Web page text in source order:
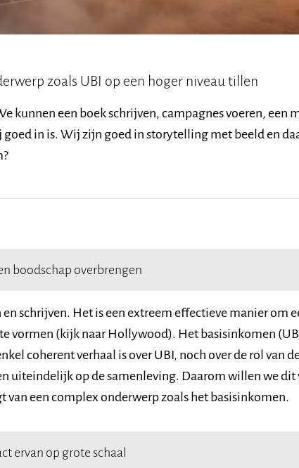
zoals UBI op een hoger niveau tillen
kunnen een boek schrijven, campagnes voeren, een
in is. Wij zijn goed in storytelling met beeld en
boodschap overbrengen
schrijven. Het is een extreem effectieve manier om
vormen (kijk naar Hollywood). Het basisinkomen
coherent verhaal is over UBI, noch over de rol van
uiteindelijk op de samenleving. Daarom willen we dit
een complex onderwerp zoals het basisinkomen.
ervan op grote schaal